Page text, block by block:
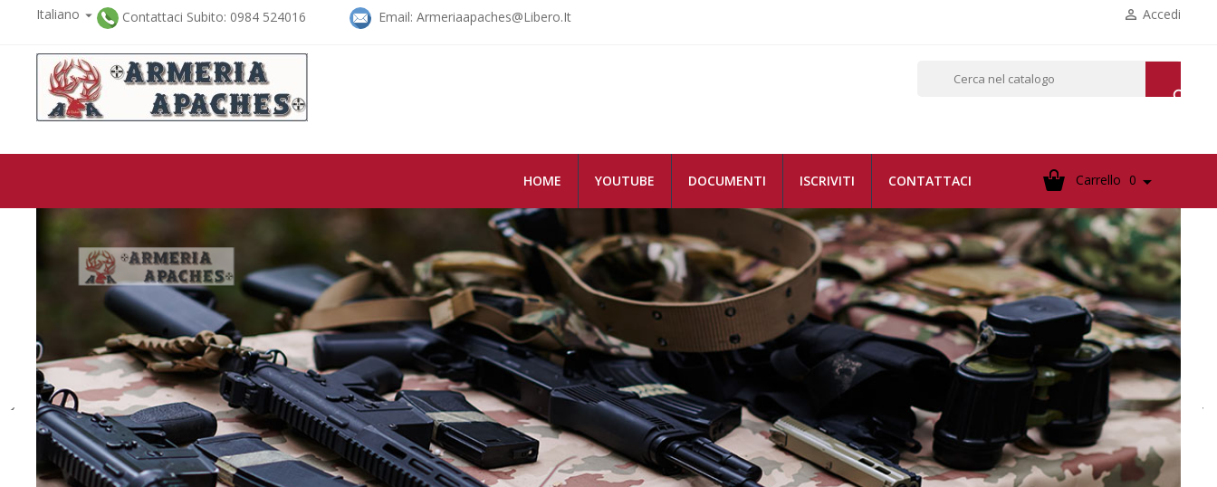
Italiano  Contattaci Subito: 0984 524016 Email: Armeriaapaches@libero.it  Accedi
HOME YOUTUBE DOCUMENTI ISCRIVITI CONTATTACI Carrello 0 
